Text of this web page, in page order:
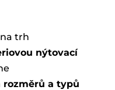
trh
nýtovací
rozměrů a typů